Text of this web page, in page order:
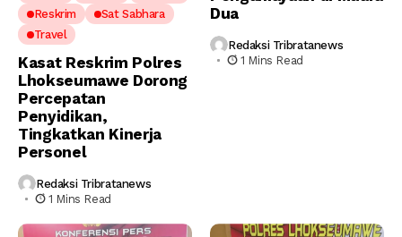
Reskrim
Sat Sabhara
Travel
Kasat Reskrim Polres
Lhokseumawe Dorong
Percepatan
Penyidikan,
Tingkatkan Kinerja
Personel
Redaksi Tribratanews
1 Mins Read
Dua
Redaksi Tribratanews
1 Mins Read